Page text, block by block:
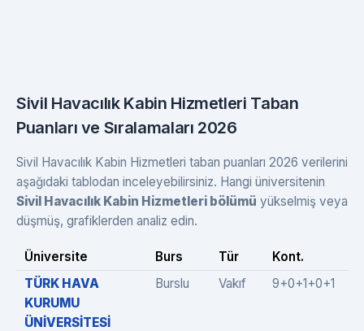
Sivil Havacılık Kabin Hizmetleri Taban
Puanları ve Sıralamaları 2026
Sivil Havacılık Kabin Hizmetleri taban puanları 2026 verilerini
aşağıdaki tablodan inceleyebilirsiniz. Hangi üniversitenin
Sivil Havacılık Kabin Hizmetleri bölümü yükselmiş veya
düşmüş, grafiklerden analiz edin.
Üniversite Burs Tür
Kont.
TÜRK HAVA
KURUMU
ÜNİVERSİTESİ
Burslu Vakıf 9+0+1+0+1